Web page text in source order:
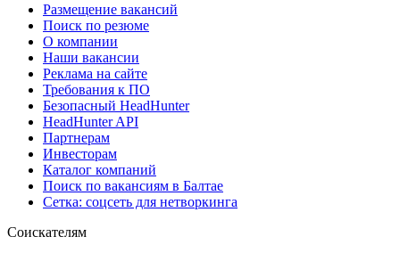
Размещение вакансий
Поиск по резюме
О компании
Наши вакансии
Реклама на сайте
Требования к ПО
Безопасный HeadHunter
HeadHunter API
Партнерам
Инвесторам
Каталог компаний
Поиск по вакансиям в Балтае
Сетка: соцсеть для нетворкинга
Соискателям